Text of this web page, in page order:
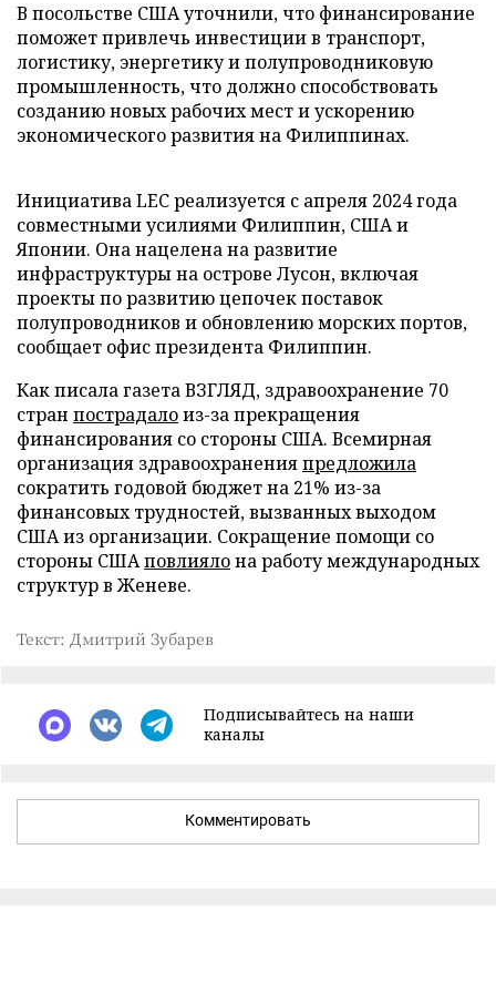
В посольстве США уточнили, что финансирование
поможет привлечь инвестиции в транспорт,
логистику, энергетику и полупроводниковую
промышленность, что должно способствовать
созданию новых рабочих мест и ускорению
экономического развития на Филиппинах.
Инициатива LEC реализуется с апреля 2024 года
совместными усилиями Филиппин, США и
Японии. Она нацелена на развитие
инфраструктуры на острове Лусон, включая
проекты по развитию цепочек поставок
полупроводников и обновлению морских портов,
сообщает офис президента Филиппин.
Как писала газета ВЗГЛЯД, здравоохранение 70
стран пострадалоиз-за прекращения
финансирования со стороны США. Всемирная
организация здравоохраненияпредложила
сократить годовой бюджет на 21% из-за
финансовых трудностей, вызванных выходом
США из организации. Сокращение помощи со
стороны СШАповлиялона работу международных
структур в Женеве.
Текст: Дмитрий Зубарев
Подписывайтесь на наши
каналы
Комментировать